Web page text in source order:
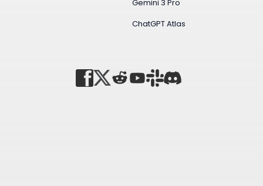
Gemini 3 Pro
ChatGPT Atlas